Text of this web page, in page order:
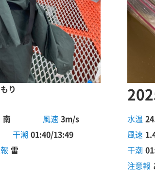
り
南 風速 3m/s
干潮 01:40/13:49
雷
水温
風速
干潮
注意報